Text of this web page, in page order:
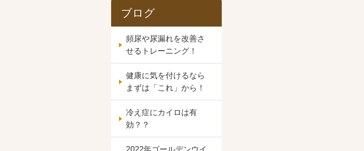
ブログ
頻尿や尿漏れを改善さ
せるトレーニング！
健康に気を付けるなら
まずは「これ」から！
冷え症にカイロは有
効？？
2022年ゴールデンウイ